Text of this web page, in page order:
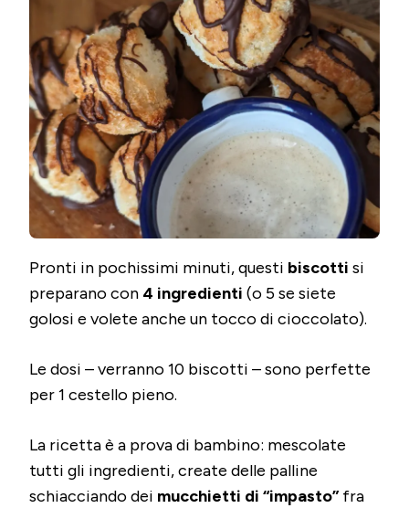
Pronti in pochissimi minuti, questi biscotti si
preparano con 4 ingredienti (o 5 se siete
golosi e volete anche un tocco di cioccolato).
Le dosi – verranno 10 biscotti – sono perfette
per 1 cestello pieno.
La ricetta è a prova di bambino: mescolate
tutti gli ingredienti, create delle palline
schiacciando dei mucchietti di “impasto”fra